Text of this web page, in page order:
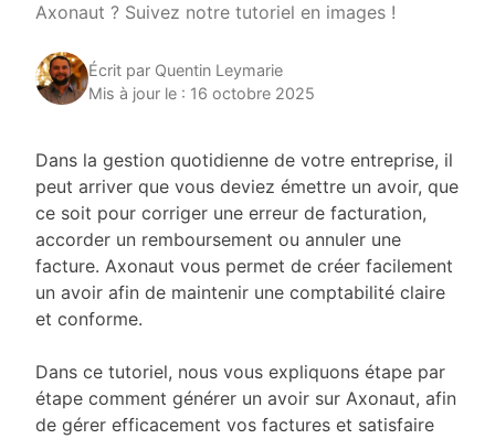
Axonaut ? Suivez notre tutoriel en images !
Écrit par Quentin Leymarie
Mis à jour le : 16 octobre 2025
Dans la gestion quotidienne de votre entreprise, il
peut arriver que vous deviez émettre un avoir, que
ce soit pour corriger une erreur de facturation,
accorder un remboursement ou annuler une
facture. Axonaut vous permet de créer facilement
un avoir afin de maintenir une comptabilité claire
et conforme.
Dans ce tutoriel, nous vous expliquons étape par
étape comment générer un avoir sur Axonaut, afin
de gérer efficacement vos factures et satisfaire